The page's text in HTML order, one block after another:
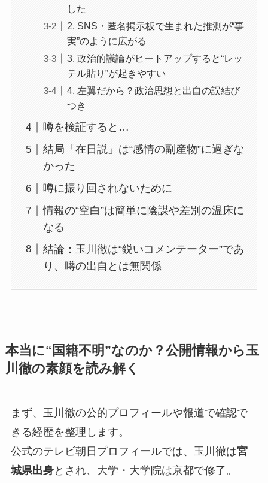
した
2. SNS・匿名掲示板で生まれた推測が“事
実”のように広がる
3. 政治的議論がヒートアップすると“レッ
テル貼り”が起きやすい
4. 左翼だから？政治思想と出自の誤結び
つき
噂を検証すると…
結局「在日説」は“感情の副産物”に過ぎな
かった
噂に振り回されないために
情報の“空白”は簡単に陰謀や差別の温床に
なる
結論：玉川徹は“鋭いコメンテーター”であ
り、噂の出自とは無関係
本当に“国籍不明”なのか？公開情報から玉
川徹の素顔を読み解く
まず、玉川徹の公的プロフィールや報道で確認で
きる経歴を整理します。
公式のテレビ朝日プロフィールでは、玉川徹は宮
城県出身とされ、大学・大学院は京都で修了。